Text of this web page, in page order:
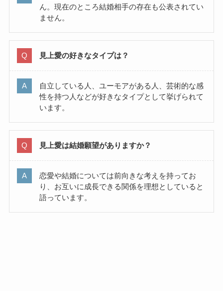
ん。現在のところ結婚相手の存在も公表されてい
ません。
見上愛の好きなタイプは？
自立している人、ユーモアがある人、芸術的な感
性を持つ人などが好きなタイプとして挙げられて
います。
見上愛は結婚願望がありますか？
恋愛や結婚については前向きな考えを持ってお
り、お互いに成長できる関係を理想としていると
語っています。